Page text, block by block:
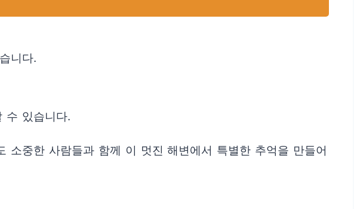
니다.
수 있습니다.
중한 사람들과 함께 이 멋진 해변에서 특별한 추억을 만들어